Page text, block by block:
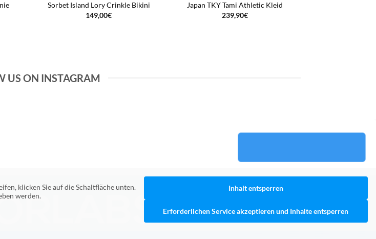
Sorbet Island Lory Crinkle Bikini
149,00€
Japan TKY Tami Athletic Kleid
239,90€
US ON INSTAGRAM
klicken Sie auf die Schaltfläche unten.
werden.
Inhalt entsperren
Erforderlichen Service akzeptieren und Inhalte entsperren